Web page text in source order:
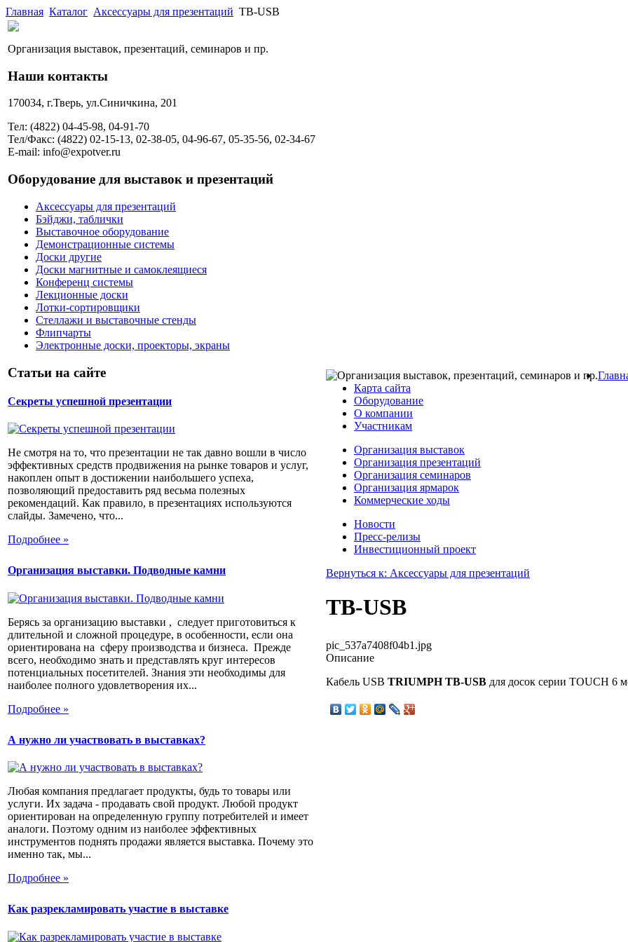
Главная Каталог Аксессуары для презентаций TB-USB
Организация выставок, презентаций, семинаров и пр.
Наши контакты
170034, г.Тверь, ул.Синичкина, 201
Тел: (4822) 04-45-98, 04-91-70
Тел/Факс: (4822) 02-15-13, 02-38-05, 04-96-67, 05-35-56, 02-34-67
E-mail: info@expotver.ru
Оборудование для выставок и презентаций
Аксессуары для презентаций
Бэйджи, таблички
Выставочное оборудование
Демонстрационные системы
Доски другие
Доски магнитные и самоклеящиеся
Конференц системы
Лекционные доски
Лотки-сортировщики
Стеллажи и выставочные стенды
Флипчарты
Электронные доски, проекторы, экраны
Статьи на сайте
Секреты успешной презентации
Не смотря на то, что презентации не так давно вошли в число
эффективных средств продвижения на рынке товаров и услуг,
накоплен опыт в достижении наибольшего успеха,
позволяющий предоставить ряд весьма полезных
рекомендаций. Как правило, в презентациях используются
слайды. Замечено, что...
Подробнее »
Организация выставки. Подводные камни
Берясь за организацию выставки , следует приготовиться к
длительной и сложной процедуре, в особенности, если она
ориентирована на сферу производства и бизнеса. Прежде
всего, необходимо знать и представлять круг интересов
потенциальных посетителей. Знания эти необходимы для
наиболее полного удовлетворения их...
Подробнее »
А нужно ли участвовать в выставках?
Любая компания предлагает продукты, будь то товары или
услуги. Их задача - продавать свой продукт. Любой продукт
ориентирован на определенную группу потребителей и имеет
аналоги. Поэтому одним из наиболее эффективных
инструментов поднять продажи является выставка. Почему это
именно так, мы...
Подробнее »
Как разрекламировать участие в выставке
Карта сайта
Оборудование
О компании
Участникам
Организация выставок
Организация презентаций
Организация семинаров
Организация ярмарок
Коммерческие ходы
Новости
Пресс-релизы
Инвестиционный проект
Вернуться к: Аксессуары для презентаций
TB-USB
pic_537a7408f04b1.jpg
Описание
Кабель USB TRIUMPH TB-USB для досок серии TOUCH 6